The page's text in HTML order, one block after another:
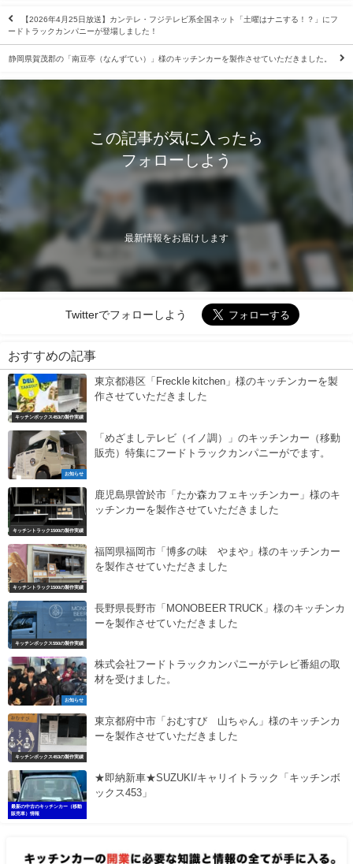
【2026年4月25日放送】カンテレ・フジテレビ系全国ネット「土曜はナニする！？」にフ
ードトラックカンパニーが登場しました！
静岡県賀茂郡の「南豆亭（なんずてい）」様のキッチンカーを製作させていただきました。
この記事が気に入ったら
フォローしよう
最新情報をお届けします
Twitterでフォローしよう
おすすめの記事
キッチンボックス453の製作実績
東京都港区「Freckle kitchen」様のキッチンカーを製
作させていただきました
お知らせ
「めざましテレビ（イノ調）」のキッチンカー（移動
販売）特集にフードトラックカンパニーがでます。
キッチントラック1500の製作実績
鹿児島県曽於市「たか森カフェキッチンカー」様のキ
ッチンカーを製作させていただきました
キッチントラック1500の製作実績
福岡県福岡市「博多の味 やまや」様のキッチンカー
を製作させていただきました
キッチンボックス550の製作実績
長野県長野市「MONOBEER TRUCK」様のキッチンカ
ーを製作させていただきました
お知らせ
株式会社フードトラックカンパニーがテレビ番組の取
材を受けました。
キッチンボックス453の製作実績
東京都府中市「おむすび 山ちゃん」様のキッチンカ
ーを製作させていただきました
最新の中古のキッチンカー（移動
販売車）情報
★即納新車★SUZUKI/キャリイトラック「キッチンボ
ックス453」